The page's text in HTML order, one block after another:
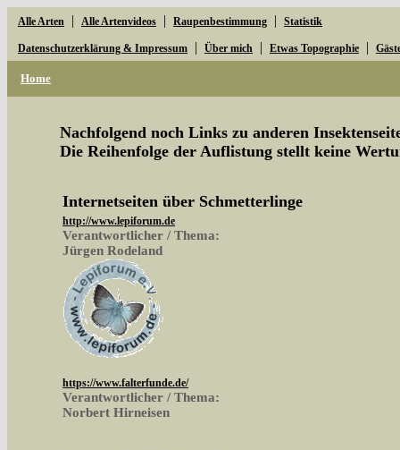
Alle Arten | Alle Artenvideos | Raupenbestimmung | Statistik
Datenschutzerklärung & Impressum | Über mich | Etwas Topographie |
Home
Nachfolgend noch Links zu anderen
Die Reihenfolge der Auflistung stellt keine
Internetseiten über Schmetterlinge
http://www.lepiforum.de
Verantwortlicher / Thema:
Jürgen Rodeland
https://www.falterfunde.de/
Verantwortlicher / Thema:
Norbert Hirneisen